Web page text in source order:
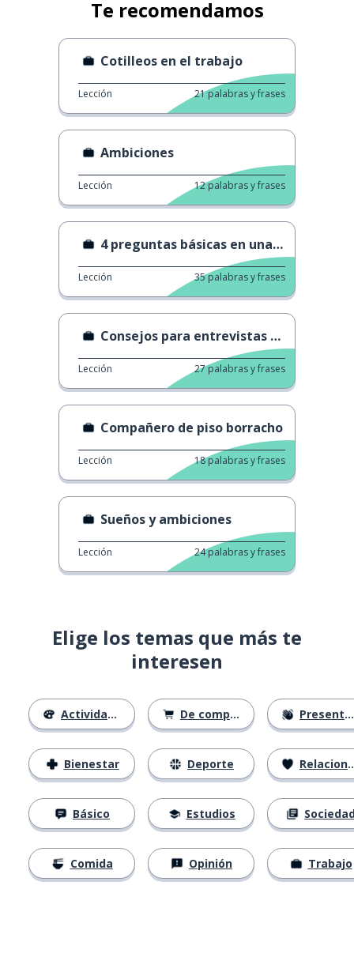
Te recomendamos
Cotilleos en el trabajo
Lección 21palabras y frases
Ambiciones
Lección 12palabras y frases
4 preguntas básicas en una entrevista de trabajo
Lección 35palabras y frases
Consejos para entrevistas de trabajo
Lección 27palabras y frases
Compañero de piso borracho
Lección 18palabras y frases
Sueños y ambiciones
Lección 24palabras y frases
Elige los temas que más te
interesen
Actividades
Bienestar
Básico
Comida
De compras
Deporte
Estudios
Opinión
Presentación
Relaciones
Trabajo